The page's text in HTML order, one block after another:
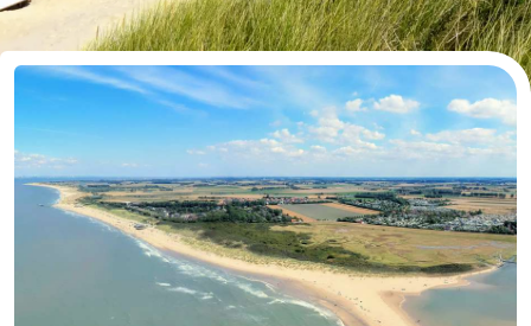
Meersee
Beach
Resort
Nieuwvliet-
De
Meulinge
-
EuroParcs
-